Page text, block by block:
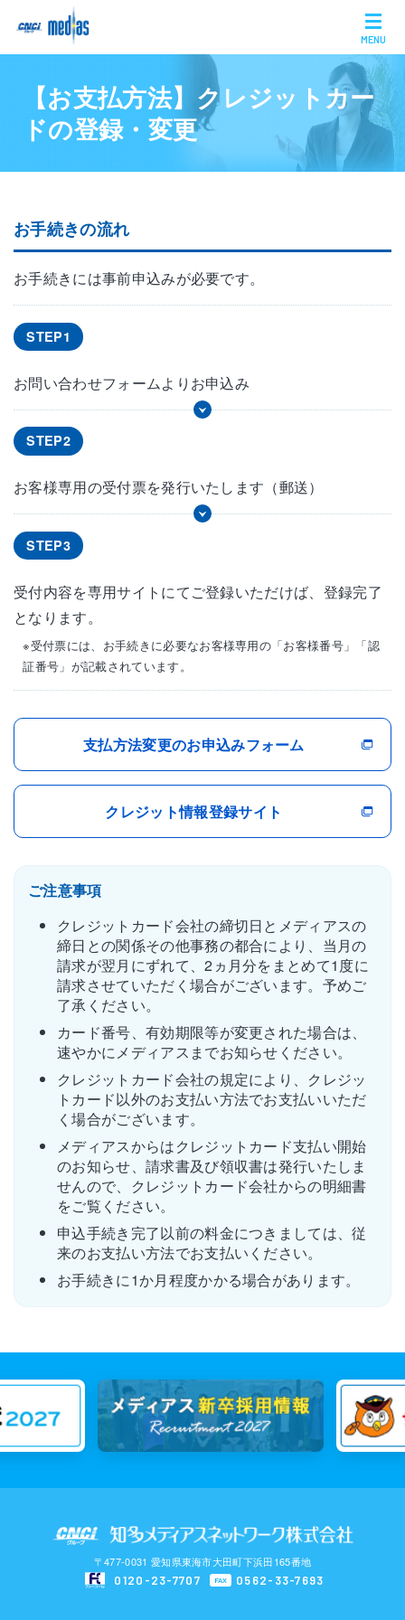
MENU
【お支払方法】クレジットカー
ドの登録・変更
お手続きの流れ
お手続きには事前申込みが必要です。
STEP1
お問い合わせフォームよりお申込み
STEP2
お客様専用の受付票を発行いたします（郵送）
STEP3
受付内容を専用サイトにてご登録いただけば、登録完了
となります。
※受付票には、お手続きに必要なお客様専用の「お客様番号」「認
証番号」が記載されています。
支払方法変更のお申込みフォーム
クレジット情報登録サイト
ご注意事項
クレジットカード会社の締切日とメディアスの
締日との関係その他事務の都合により、当月の
請求が翌月にずれて、2ヵ月分をまとめて1度に
請求させていただく場合がございます。予めご
了承ください。
カード番号、有効期限等が変更された場合は、
速やかにメディアスまでお知らせください。
クレジットカード会社の規定により、クレジッ
トカード以外のお支払い方法でお支払いいただ
く場合がございます。
メディアスからはクレジットカード支払い開始
のお知らせ、請求書及び領収書は発行いたしま
せんので、クレジットカード会社からの明細書
をご覧ください。
申込手続き完了以前の料金につきましては、従
来のお支払い方法でお支払いください。
お手続きに1か月程度かかる場合があります。
〒477-0031 愛知県東海市大田町下浜田165番地
0120-23-7707
FAX 0562-33-7693